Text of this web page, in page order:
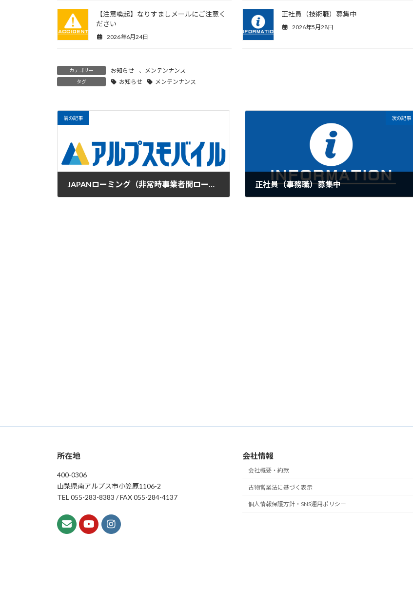
【注意喚起】なりすましメールにご注意く
ださい
2026年6月24日
正社員（技術職）募集中
2026年5月28日
カテゴリー お知らせ 、 メンテンナンス
タグ お知らせ メンテンナンス
前の記事
JAPANローミング（非常時事業者間ローミング）提供開始
次の記事
正社員（事務職）募集中
所在地
400-0306
山梨県南アルプス市小笠原1106-2
TEL 055-283-8383 / FAX 055-284-4137
会社情報
会社概要・約款
古物営業法に基づく表示
個人情報保護方針・SNS運用ポリシー